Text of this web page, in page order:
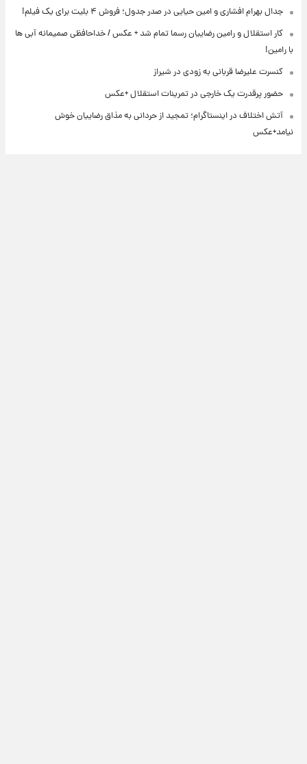
جدال بهرام افشاری و امین حیایی در صدر جدول؛ فروش ۴ بلیت برای یک فیلم!
کار استقلال و رامین رضاییان رسما تمام شد + عکس / خداحافظی صمیمانه آبی ها
با رامین!
کنسرت علیرضا قربانی به زودی در شیراز
حضور پرقدرت یک خارجی در تمرینات استقلال +عکس
آتش اختلاف در اینستاگرام؛ تمجید از حردانی به مذاق رضاییان خوش
نیامد+عکس